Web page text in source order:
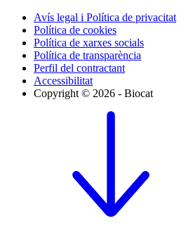
Avís legal i Política de privacitat
Política de cookies
Política de xarxes socials
Política de transparència
Perfil del contractant
Accessibilitat
Copyright © 2026 - Biocat